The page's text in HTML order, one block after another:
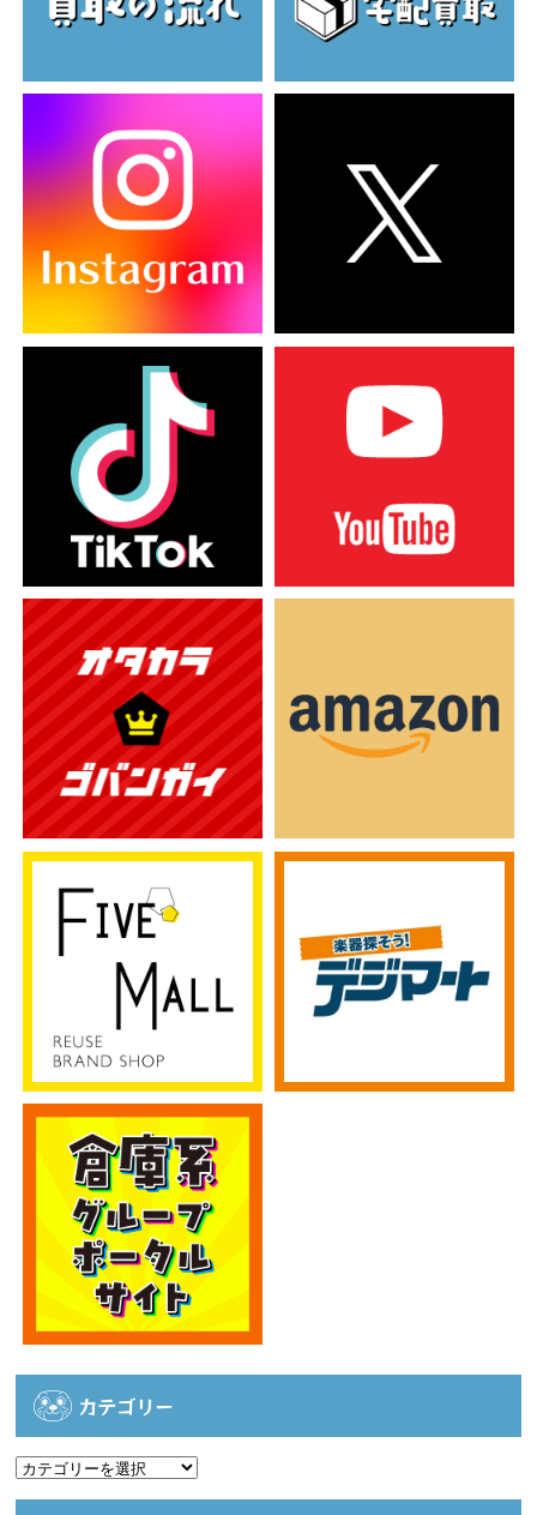
カテゴリー
カ